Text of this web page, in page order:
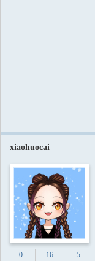
xiaohuocai
0
16
5